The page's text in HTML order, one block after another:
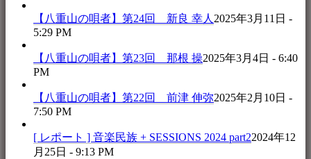
【八重山の唄者】第24回 新良 幸人 2025年3月11日 -
5:29 PM
【八重山の唄者】第23回 那根 操2025年3月4日 - 6:40
PM
【八重山の唄者】第22回 前津 伸弥2025年2月10日 -
7:50 PM
[ レポート ] 音楽民族 + SESSIONS 2024 part22024年12
月25日 - 9:13 PM